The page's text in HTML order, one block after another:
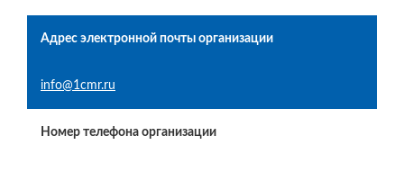
Адрес электронной почты организации
info@1cmr.ru
Номер телефона организации